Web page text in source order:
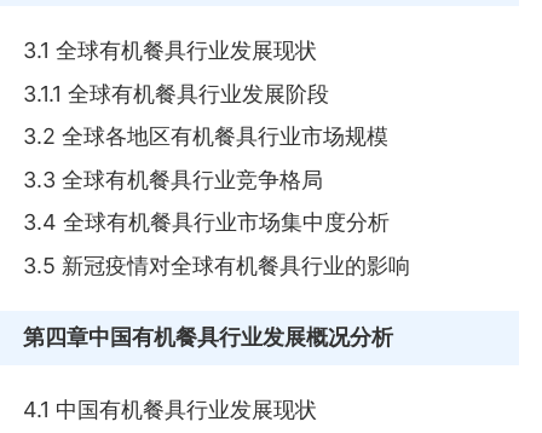
3.1 全球有机餐具行业发展现状
3.1.1 全球有机餐具行业发展阶段
3.2 全球各地区有机餐具行业市场规模
3.3 全球有机餐具行业竞争格局
3.4 全球有机餐具行业市场集中度分析
3.5 新冠疫情对全球有机餐具行业的影响
第四章中国有机餐具行业发展概况分析
4.1 中国有机餐具行业发展现状